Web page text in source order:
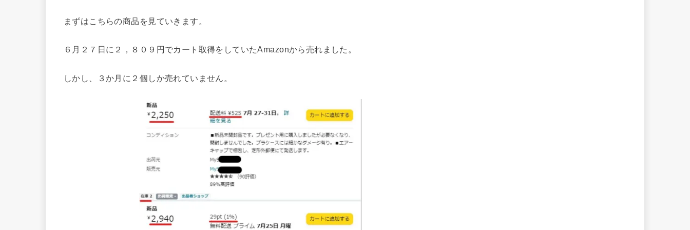
まずはこちらの商品を見ていきます。
６月２７日に２，８０９円でカート取得をしていたAmazonから売れました。
しかし、３か月に２個しか売れていません。